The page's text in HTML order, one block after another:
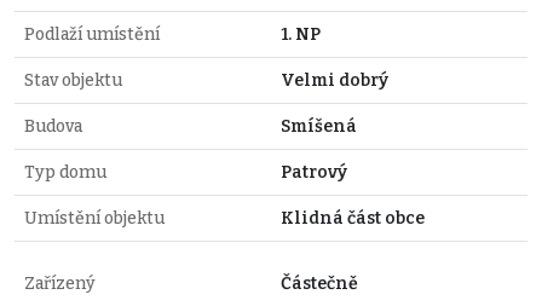
Podlaží umístění 1. NP
Stav objektu Velmi dobrý
Budova Smíšená
Typ domu Patrový
Umístění objektu Klidná část obce
Zařízený Částečně